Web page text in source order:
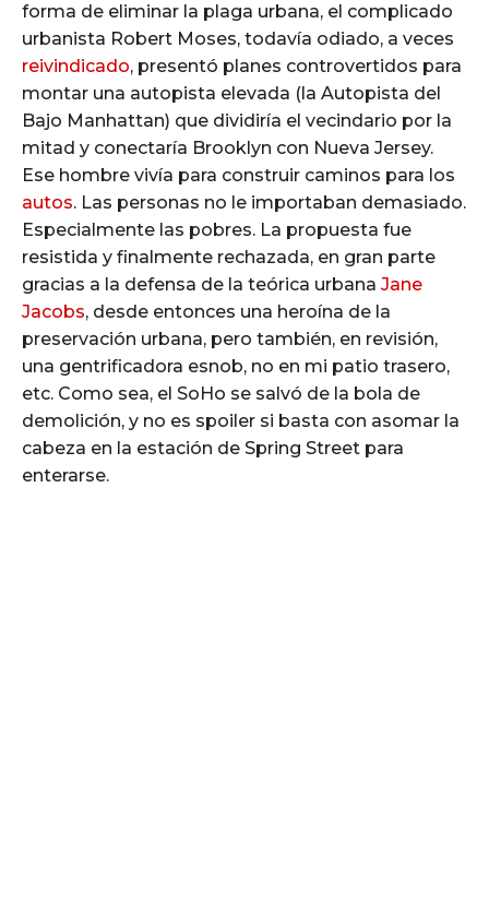
forma de eliminar la plaga urbana, el complicado
urbanista Robert Moses, todavía odiado, a veces
reivindicado, presentó planes controvertidos para
montar una autopista elevada (la Autopista del
Bajo Manhattan) que dividiría el vecindario por la
mitad y conectaría Brooklyn con Nueva Jersey.
Ese hombre vivía para construir caminos para los
autos. Las personas no le importaban demasiado.
Especialmente las pobres. La propuesta fue
resistida y finalmente rechazada, en gran parte
gracias a la defensa de la teórica urbana Jane
Jacobs, desde entonces una heroína de la
preservación urbana, pero también, en revisión,
una gentrificadora esnob, no en mi patio trasero,
etc. Como sea, el SoHo se salvó de la bola de
demolición, y no es spoiler si basta con asomar la
cabeza en la estación de Spring Street para
enterarse.